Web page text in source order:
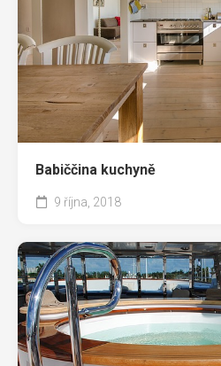
Babiččina kuchyně
9 října, 2018